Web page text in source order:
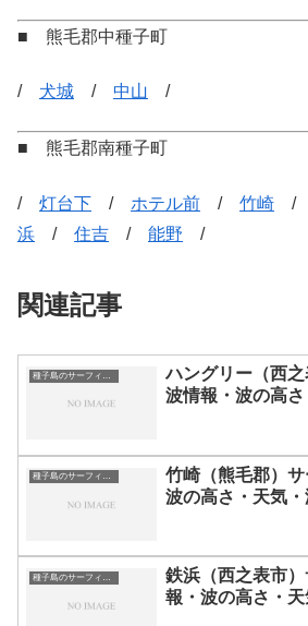
■ 熊毛郡中種子町
/ 犬城 / 中山 /
■ 熊毛郡南種子町
/ 灯台下 / ホテル前 / 竹崎 /
浜 / 住吉 / 能野 /
関連記事
ハングリー（西之
波情報・波の高
種子島のサーフィン波情報・ポイント・スポット一覧
竹崎（熊毛郡）サ
波の高さ・天気・
種子島のサーフィン波情報・ポイント・スポット一覧
鉄浜（西之表市
報・波の高さ・